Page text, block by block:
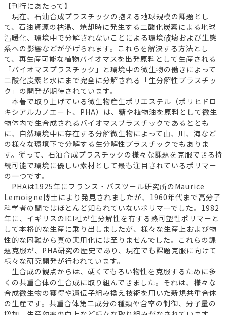
【刊行にあたって】
現在、石油合成プラスチックの抱える地球規模の課題とし
て、石油資源の枯渇、焼却時に発生する二酸化炭素による地球
温暖化、環境中で分解されないことによる環境破壊および生態
系への影響などが挙げられます。これらを解決する方法とし
て、再生産可能な植物バイオマスを出発原料として生産される
「バイオマスプラスチック」と環境中の微生物の働きによって
二酸化炭素と水にまで完全に分解される「生分解性プラスチッ
ク」の開発が期待されています。
本著で取り上げている微生物産生ポリエステル（ポリヒドロ
キシアルカノエート、PHA）は、糖や植物油を原料として微生
物体内で生合成されるバイオマスプラスチックであるととも
に、自然環境中に存在する分解微生物によって山、川、海など
の様々な環境下で分解する生分解性プラスチックでもありま
す。従って、石油合成プラスチックの様々な課題を克服できる持
続可能で環境に優しい素材として最も注目されているポリマー
の一つです。
PHAは1925年にフランス・パスツール研究所のMaurice
Lemoigne博士により発見されましたが、1960年代まで高分子
科学者の間ではほとんど知られていないポリマーでした。1982
年に、イギリスのICI社が生分解性を有する熱可塑性ポリマーと
して本格的な生産に乗り出しましたが、様々な生産上および物
性的な困難から真の実用化には至りませんでした。これらの課
題克服が、PHA研究の歴史であり、現在でも課題克服に向けて
様々な研究開発が行われています。
生合成の観点からは、硬くてもろい物性を克服するために多
くの共重合体の生合成に取り組んできました。それは、様々な
合成微生物の獲得や遺伝子組み換え技術を用いた新規共重合体
の生産です。共重合体第二成分の種類や含率の制御、分子量の